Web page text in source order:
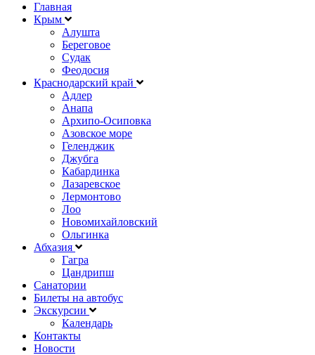
Главная
Крым
Алушта
Береговое
Судак
Феодосия
Краснодарский край
Адлер
Анапа
Архипо-Осиповка
Азовское море
Геленджик
Джубга
Кабардинка
Лазаревское
Лермонтово
Лоо
Новомихайловский
Ольгинка
Абхазия
Гагра
Цандрипш
Санатории
Билеты на автобус
Экскурсии
Календарь
Контакты
Новости